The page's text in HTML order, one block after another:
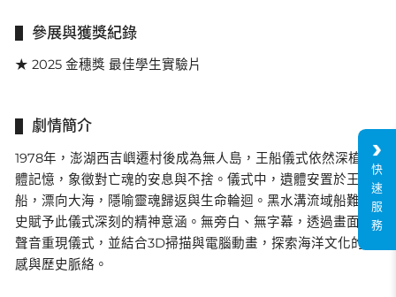
參展與獲獎紀錄
★ 2025 金穗獎 最佳學生實驗片
劇情簡介
1978年，澎湖西吉嶼遷村後成為無人島，王船儀式依然深植集
體記憶，象徵對亡魂的安息與不捨。儀式中，遺體安置於王
船，漂向大海，隱喻靈魂歸返與生命輪迴。黑水溝流域船難歷
史賦予此儀式深刻的精神意涵。無旁白、無字幕，透過畫面與
聲音重現儀式，並結合3D掃描與電腦動畫，探索海洋文化的情
感與歷史脈絡。
快
速
服
務